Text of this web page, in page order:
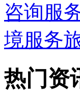
咨询服
境服务
热门资